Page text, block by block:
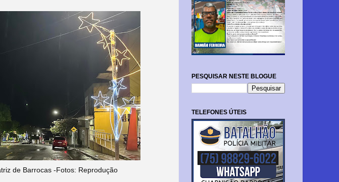
de Barrocas -Fotos: Reprodução
PESQUISAR NESTE BLOGUE
TELEFONES ÚTEIS